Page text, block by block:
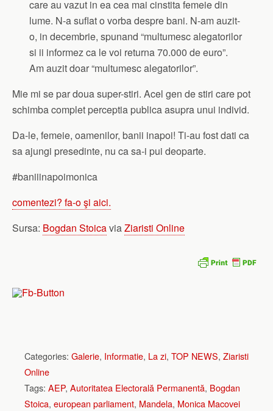
care au vazut in ea cea mai cinstita femeie din
lume. N-a suflat o vorba despre bani. N-am auzit-
o, in decembrie, spunand “multumesc alegatorilor
si ii informez ca le voi returna 70.000 de euro”.
Am auzit doar “multumesc alegatorilor”.
Mie mi se par doua super-stiri. Acel gen de stiri care pot
schimba complet perceptia publica asupra unui individ.
Da-le, femeie, oamenilor, banii inapoi! Ti-au fost dati ca
sa ajungi presedinte, nu ca sa-i pui deoparte.
#baniiinapoimonica
comentezi? fa-o şi aici.
Sursa: Bogdan StoicaviaZiaristi Online
Categories: Galerie, Informatie, La zi, TOP NEWS, Ziaristi
Online
Tags: AEP, Autoritatea Electorală Permanentă, Bogdan
Stoica, european parliament, Mandela, Monica Macovei